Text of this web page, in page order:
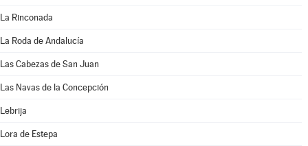
La Rinconada
La Roda de Andalucía
Las Cabezas de San Juan
Las Navas de la Concepción
Lebrija
Lora de Estepa